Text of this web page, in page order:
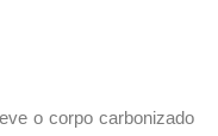
o corpo carbonizado